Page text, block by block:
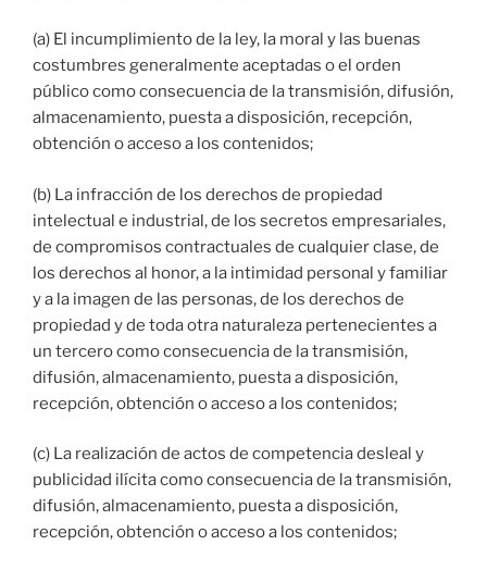
(a) El incumplimiento de la ley, la moral y las buenas
costumbres generalmente aceptadas o el orden
público como consecuencia de la transmisión, difusión,
almacenamiento, puesta a disposición, recepción,
obtención o acceso a los contenidos;
(b) La infracción de los derechos de propiedad
intelectual e industrial, de los secretos empresariales,
de compromisos contractuales de cualquier clase, de
los derechos al honor, a la intimidad personal y familiar
y a la imagen de las personas, de los derechos de
propiedad y de toda otra naturaleza pertenecientes a
un tercero como consecuencia de la transmisión,
difusión, almacenamiento, puesta a disposición,
recepción, obtención o acceso a los contenidos;
(c) La realización de actos de competencia desleal y
publicidad ilícita como consecuencia de la transmisión,
difusión, almacenamiento, puesta a disposición,
recepción, obtención o acceso a los contenidos;